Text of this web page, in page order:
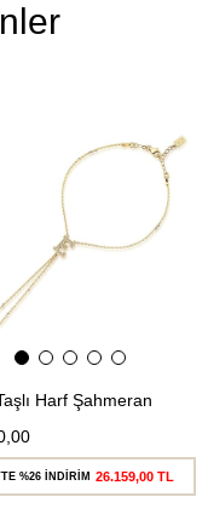
Harf Şahmeran
Ücretsiz
Kargo
%26 İNDİRİM 26.159,00 TL